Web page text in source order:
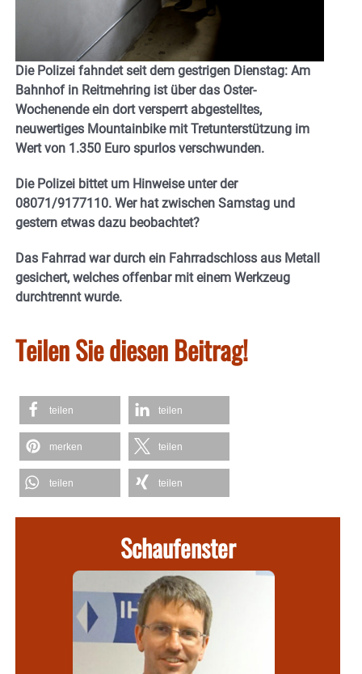
Die Polizei fahndet seit dem gestrigen Dienstag: Am
Bahnhof in Reitmehring ist über das Oster-
Wochenende ein dort versperrt abgestelltes,
neuwertiges Mountainbike mit Tretunterstützung im
Wert von 1.350 Euro spurlos verschwunden.
Die Polizei bittet um Hinweise unter der
08071/9177110. Wer hat zwischen Samstag und
gestern etwas dazu beobachtet?
Das Fahrrad war durch ein Fahrradschloss aus Metall
gesichert, welches offenbar mit einem Werkzeug
durchtrennt wurde.
Teilen Sie diesen Beitrag!
teilen teilen
merken teilen
teilen teilen
Schaufenster